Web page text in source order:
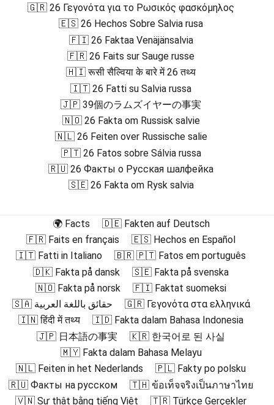
🇬🇷 26 Γεγονότα για το Ρωσικός φασκόμηλος
🇪🇸 26 Hechos Sobre Salvia rusa
🇫🇮 26 Faktaa Venäjänsalvia
🇫🇷 26 Faits sur Sauge russe
🇭🇮 रूसी सैल्विया के बारे में 26 तथ्य
🇮🇹 26 Fatti su Salvia russa
🇯🇵 39個のラムズイヤーの事実
🇳🇴 26 Fakta om Russisk salvie
🇳🇱 26 Feiten over Russische salie
🇵🇹 26 Fatos sobre Sálvia russa
🇷🇺 26 Факты о Русская шалфейка
🇸🇪 26 Fakta om Rysk salvia
🌍 Facts
🇩🇪 Fakten auf Deutsch
🇫🇷 Faits en français
🇪🇸 Hechos en Español
🇮🇹 Fatti in Italiano
🇧🇷 🇵🇹 Fatos em português
🇩🇰 Fakta på dansk
🇸🇪 Fakta på svenska
🇳🇴 Fakta på norsk
🇫🇮 Faktat suomeksi
🇸🇦 حقائق باللغة العربية
🇬🇷 Γεγονότα στα ελληνικά
🇮🇳 हिंदी में तथ्य
🇮🇩 Fakta dalam Bahasa Indonesia
🇯🇵 日本語の事実
🇰🇷 한국어로 된 사실
🇲🇾 Fakta dalam Bahasa Melayu
🇳🇱 Feiten in het Nederlands
🇵🇱 Fakty po polsku
🇷🇺 Факты на русском
🇹🇭 ข้อเท็จจริงเป็นภาษาไทย
🇻🇳 Sự thật bằng tiếng Việt
🇹🇷 Türkçe Gerçekler